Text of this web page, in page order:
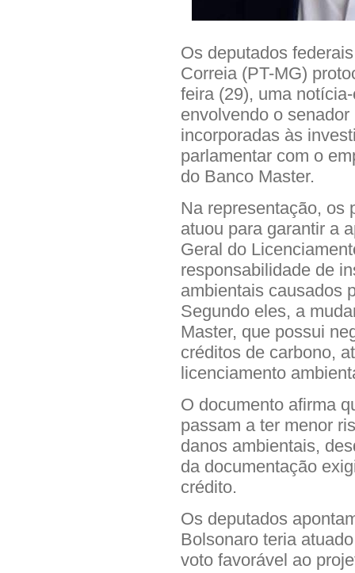
Os deputados
Correia (PT-MG)
feira (29), uma
envolvendo o
incorporadas às
parlamentar com o
do Banco Master.
Na representação, os
atuou para garantir a
Geral do
responsabilidade de
ambientais causados
Segundo eles, a
Master, que possui
créditos de carbono,
licenciamento
O documento afirma
passam a ter menor
danos ambientais,
da documentação
crédito.
Os deputados
Bolsonaro teria
voto favorável ao